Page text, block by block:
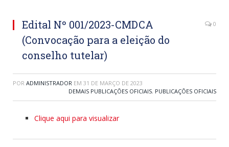
Edital Nº 001/2023-CMDCA
(Convocação para a eleição do
conselho tutelar)
0
POR ADMINISTRADOR EM 31 DE MARÇO DE 2023
DEMAIS PUBLICAÇÕES OFICIAIS, PUBLICAÇÕES OFICIAIS
Clique aqui para visualizar